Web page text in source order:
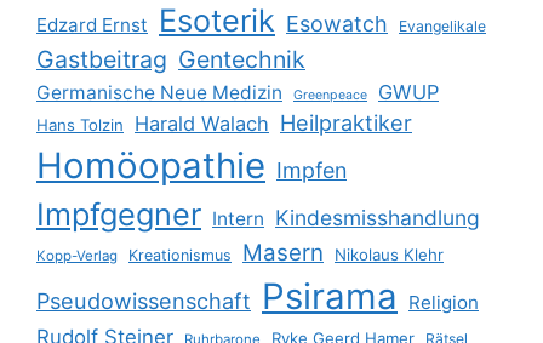
Edzard Ernst Esoterik Esowatch Evangelikale
Gastbeitrag Gentechnik
Germanische Neue Medizin Greenpeace GWUP
Hans Tolzin Harald Walach Heilpraktiker
Homöopathie Impfen
Impfgegner Intern Kindesmisshandlung
Kopp-Verlag Kreationismus Masern Nikolaus Klehr
Pseudowissenschaft Psirama Religion
Rudolf Steiner Ruhrbarone Ryke Geerd Hamer Rätsel